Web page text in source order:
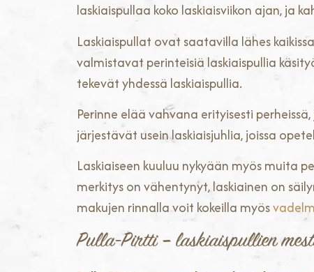
laskiaispullaa koko laskiaisviikon ajan, ja
Laskiaispullat ovat saatavilla lähes
valmistavat perinteisiä laskiaispullia
tekevät yhdessä laskiaispullia.
Perinne elää vahvana erityisesti
järjestävät usein laskiaisjuhlia, joissa
Laskiaiseen kuuluu nykyään myös muita
merkitys on vähentynyt, laskiainen on
makujen rinnalla voit kokeilla myös
Pulla-Pirtti – laskiaispullien